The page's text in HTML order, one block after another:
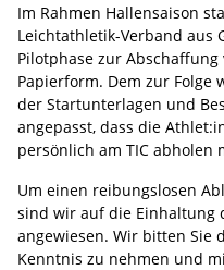
Im Rahmen Hallensaison
Leichtathletik-Verband aus
Pilotphase zur
Papierform. Dem zur Folge
der Startunterlagen und
angepasst, dass die
persönlich am TIC abholen
Um einen reibungslosen
sind wir auf die Einhaltung
angewiesen. Wir bitten
Kenntnis zu nehmen und